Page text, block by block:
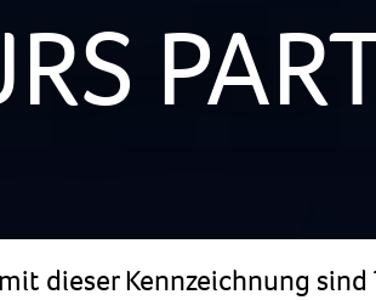
dieser Kennzeichnung